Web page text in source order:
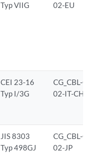
Typ VIIG
02-EU
CEI 23-16
Typ I/3G
CG_CBL-
02-IT-CH
JIS 8303
Typ 498GJ
CG_CBL-
02-JP